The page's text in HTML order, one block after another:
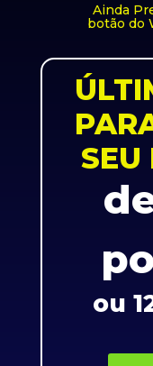
Ainda
botão do
SEU
ou